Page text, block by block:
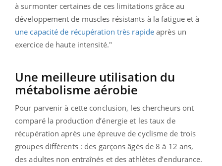
à surmonter certaines de ces limitations grâce au
développement de muscles résistants à la fatigue et à
une capacité de récupération très rapide après un
exercice de haute intensité."
Une meilleure utilisation du
métabolisme aérobie
Pour parvenir à cette conclusion, les chercheurs ont
comparé la production d’énergie et les taux de
récupération après une épreuve de cyclisme de trois
groupes différents : des garçons âgés de 8 à 12 ans,
des adultes non entraînés et des athlètes d’endurance.